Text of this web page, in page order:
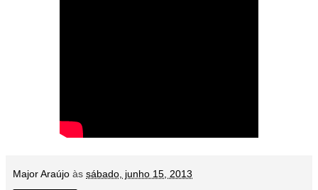
Major Araújo às sábado, junho 15, 2013